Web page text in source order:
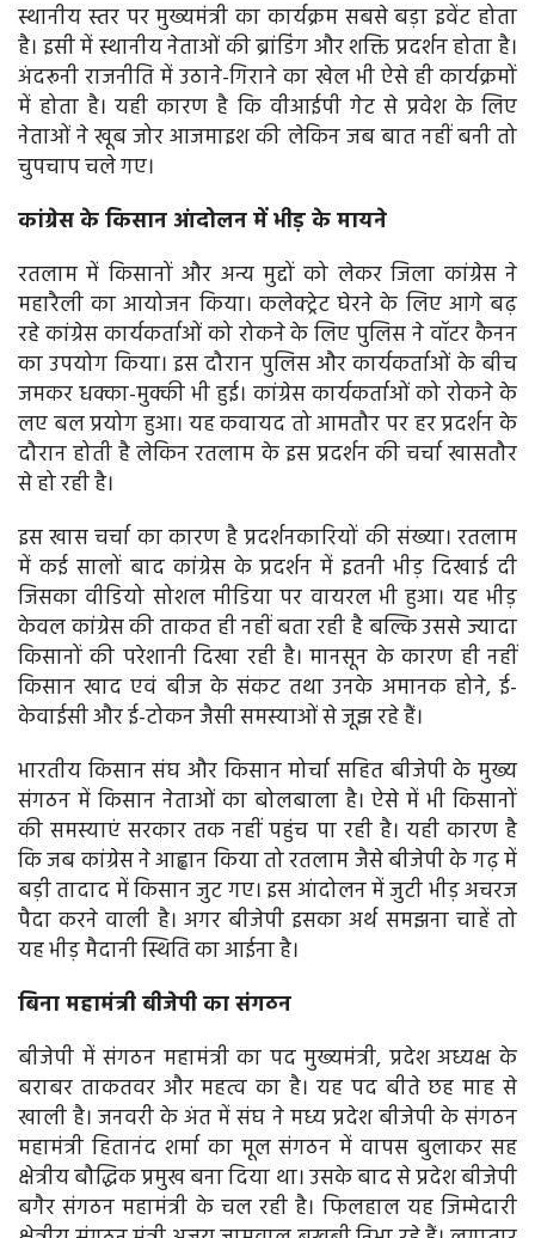
स्थानीय स्तर पर मुख्यमंत्री का कार्यक्रम सबसे बड़ा इवेंट होता
है। इसी में स्थानीय नेताओं की ब्रांडिंग और शक्ति प्रदर्शन होता है।
अंदरूनी राजनीति में उठाने-गिराने का खेल भी ऐसे ही कार्यक्रमों
में होता है। यही कारण है कि वीआईपी गेट से प्रवेश के लिए
नेताओं ने खूब जोर आजमाइश की लेकिन जब बात नहीं बनी तो
चुपचाप चले गए।
कांग्रेस के किसान आंदोलन में भीड़ के मायने
रतलाम में किसानों और अन्य मुद्दों को लेकर जिला कांग्रेस ने
महारैली का आयोजन किया। कलेक्ट्रेट घेरने के लिए आगे बढ़
रहे कांग्रेस कार्यकर्ताओं को रोकने के लिए पुलिस ने वॉटर कैनन
का उपयोग किया। इस दौरान पुलिस और कार्यकर्ताओं के बीच
जमकर धक्का-मुक्की भी हुई। कांग्रेस कार्यकर्ताओं को रोकने के
लए बल प्रयोग हुआ। यह कवायद तो आमतौर पर हर प्रदर्शन के
दौरान होती है लेकिन रतलाम के इस प्रदर्शन की चर्चा खासतौर
से हो रही है।
इस खास चर्चा का कारण है प्रदर्शनकारियों की संख्या। रतलाम
में कई सालों बाद कांग्रेस के प्रदर्शन में इतनी भीड़ दिखाई दी
जिसका वीडियो सोशल मीडिया पर वायरल भी हुआ। यह भीड़
केवल कांग्रेस की ताकत ही नहीं बता रही है बल्कि उससे ज्यादा
किसानों की परेशानी दिखा रही है। मानसून के कारण ही नहीं
किसान खाद एवं बीज के संकट तथा उनके अमानक होने, ई-
केवाईसी और ई-टोकन जैसी समस्याओं से जूझ रहे हैं।
भारतीय किसान संघ और किसान मोर्चा सहित बीजेपी के मुख्य
संगठन में किसान नेताओं का बोलबाला है। ऐसे में भी किसानों
की समस्याएं सरकार तक नहीं पहुंच पा रही है। यही कारण है
कि जब कांग्रेस ने आह्वान किया तो रतलाम जैसे बीजेपी के गढ़ में
बड़ी तादाद में किसान जुट गए। इस आंदोलन में जुटी भीड़ अचरज
पैदा करने वाली है। अगर बीजेपी इसका अर्थ समझना चाहें तो
यह भीड़ मैदानी स्थिति का आईना है।
बिना महामंत्री बीजेपी का संगठन
बीजेपी में संगठन महामंत्री का पद मुख्यमंत्री, प्रदेश अध्यक्ष के
बराबर ताकतवर और महत्व का है। यह पद बीते छह माह से
खाली है। जनवरी के अंत में संघ ने मध्य प्रदेश बीजेपी के संगठन
महामंत्री हितानंद शर्मा का मूल संगठन में वापस बुलाकर सह
क्षेत्रीय बौद्धिक प्रमुख बना दिया था। उसके बाद से प्रदेश बीजेपी
बगैर संगठन महामंत्री के चल रही है। फिलहाल यह जिम्मेदारी